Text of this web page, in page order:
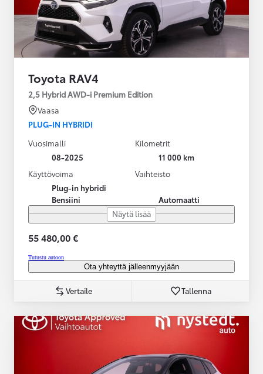
Toyota RAV4
2,5 Hybrid AWD-i Premium Edition
Vaasa
PLUG-IN HYBRIDI
Vuosimalli
08-2025
Kilometrit
11 000 km
Käyttövoima
Plug-in hybridi
Bensiini
Vaihteisto
Automaatti
Näytä lisää
55 480,00 €
Tutustu autoon
Ota yhteyttä jälleenmyyjään
Vertaile Tallenna